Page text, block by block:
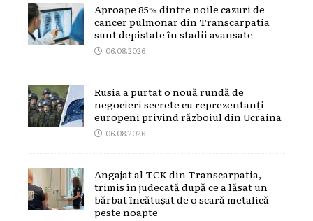
Aproape 85% dintre noile cazuri de
cancer pulmonar din Transcarpatia
sunt depistate în stadii avansate
06.08.2026
Rusia a purtat o nouă rundă de
negocieri secrete cu reprezentanți
europeni privind războiul din Ucraina
06.08.2026
Angajat al TCK din Transcarpatia,
trimis în judecată după ce a lăsat un
bărbat încătușat de o scară metalică
peste noapte